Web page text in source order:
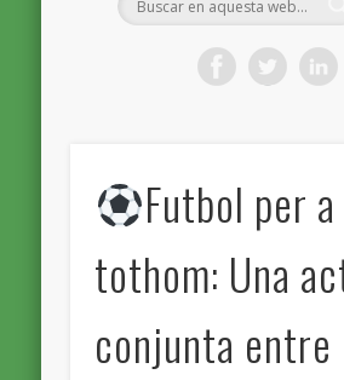
Futbol per a
tothom: Una
conjunta entre